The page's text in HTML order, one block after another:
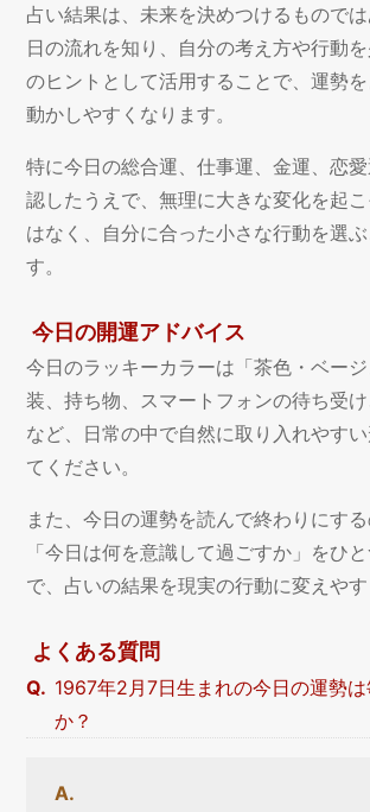
占い結果は、未来を決めつけるもので
日の流れを知り、自分の考え方や行動
のヒントとして活用することで、運勢
動かしやすくなります。
特に今日の総合運、仕事運、金運、恋
認したうえで、無理に大きな変化を起
はなく、自分に合った小さな行動を選
す。
今日の開運アドバイス
今日のラッキーカラーは「茶色・ベー
装、持ち物、スマートフォンの待ち受
など、日常の中で自然に取り入れやす
てください。
また、今日の運勢を読んで終わりにする
「今日は何を意識して過ごすか」をひ
で、占いの結果を現実の行動に変えやす
よくある質問
1967年2月7日生まれの今日の運勢
か？